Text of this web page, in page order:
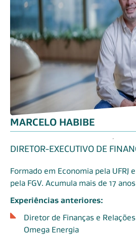
MARCELO HABIBE
DIRETOR-EXECUTIVO DE
Formado em Economia pela UFRJ
pela FGV. Acumula mais de 17
Experiências anteriores:
Diretor de Finanças e
Omega Energia